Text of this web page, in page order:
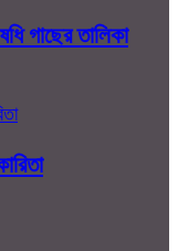
গাছের তালিকা